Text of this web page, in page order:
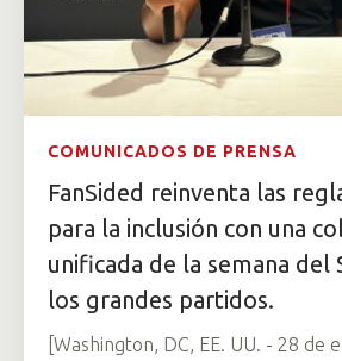
COMUNICADOS DE PRENSA
FanSided reinventa las
para la inclusión con una
unificada de la semana del
los grandes partidos.
[Washington, DC, EE. UU. - 28 de